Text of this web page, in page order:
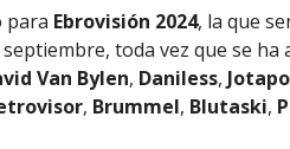
para Ebrovisión 2024, la que
septiembre, toda vez que se
Van Bylen, Daniless,
, Brummel, Blutaski,